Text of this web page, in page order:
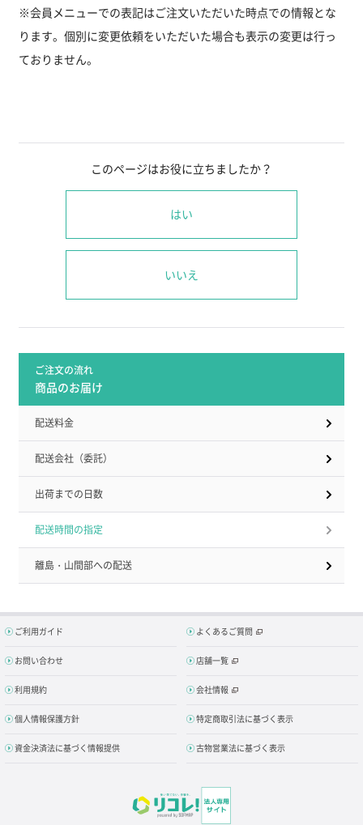
※会員メニューでの表記はご注文いただいた時点での情報とな
ります。個別に変更依頼をいただいた場合も表示の変更は行っ
ておりません。
このページはお役に立ちましたか？
はい
いいえ
ご注文の流れ
商品のお届け
配送料金
配送会社（委託）
出荷までの日数
配送時間の指定
離島・山間部への配送
ご利用ガイド よくあるご質問
お問い合わせ 店舗一覧
利用規約 会社情報
個人情報保護方針 特定商取引法に基づく表示
資金決済法に基づく情報提供 古物営業法に基づく表示